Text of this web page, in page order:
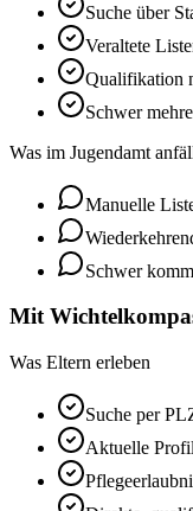
Suche über
Veraltete
Qualifikation
Schwer
Was im Jugendamt
Manuelle
Schwer
Mit
Was Eltern erleben
Suche per
Aktuelle